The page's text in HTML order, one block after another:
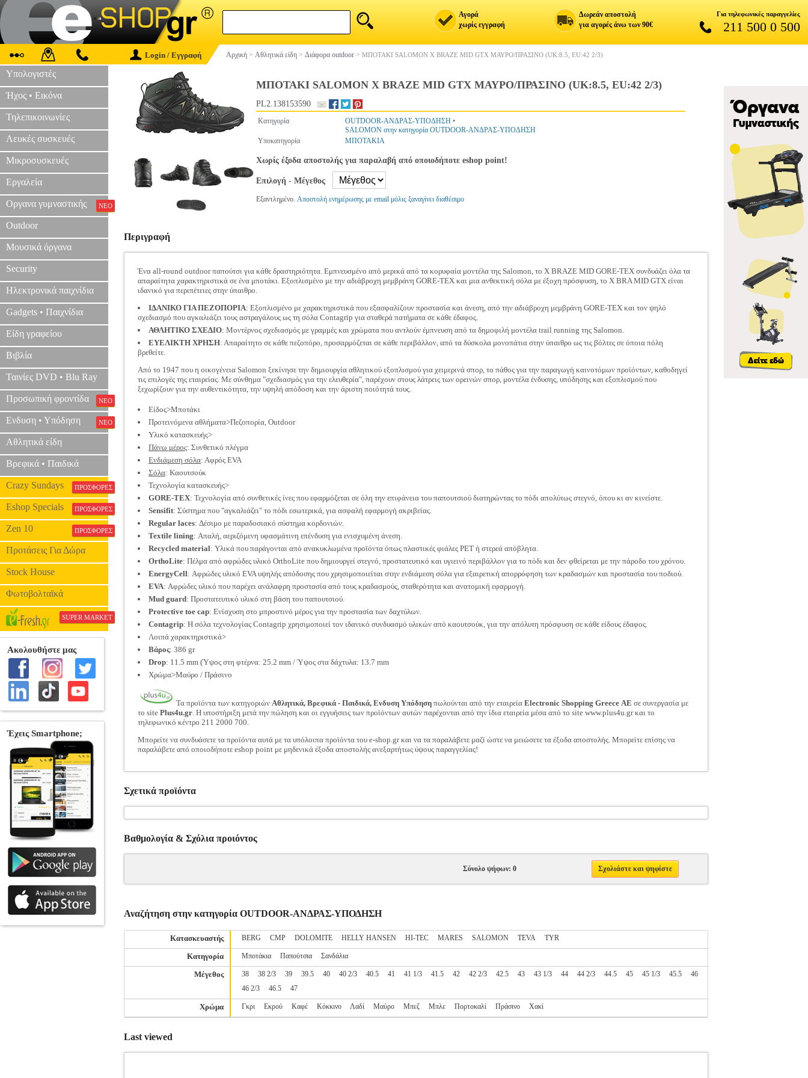
Αγορά
χωρίς εγγραφή
Δωρεάν αποστολή
για αγορές άνω των 90€
Για τηλεφωνικές παραγγελίες
211 500 0 500
Login / Εγγραφή Αρχική > Αθλητικά είδη > Διάφορα outdoor > ΜΠΟΤΑΚΙ SALOMON X BRAZE MID GTX ΜΑΥΡΟ/ΠΡΑΣΙΝΟ (UK:8.5, EU:42 2/3)
Υπολογιστές
Ήχος • Εικόνα
Τηλεπικοινωνίες
Λευκές συσκευές
Μικροσυσκευές
Εργαλεία
Οργανα γυμναστικής ΝΕΟ
Outdoor
Μουσικά όργανα
Security
Ηλεκτρονικά παιχνίδια
Gadgets • Παιχνίδια
Είδη γραφείου
Βιβλία
Ταινίες DVD • Blu Ray
Προσωπική φροντίδα ΝΕΟ
Ενδυση • Υπόδηση ΝΕΟ
Αθλητικά είδη
Βρεφικά • Παιδικά
Crazy Sundays ΠΡΟΣΦΟΡΕΣ
Eshop Specials ΠΡΟΣΦΟΡΕΣ
Zen 10 ΠΡΟΣΦΟΡΕΣ
Προτάσεις Για Δώρα
Stock House
Φωτοβολταϊκά
SUPER MARKET
ΜΠΟΤΑΚΙ SALOMON X BRAZE MID GTX ΜΑΥΡΟ/ΠΡΑΣΙΝΟ (UK:8.5, EU:42 2/3)
PL2.138153590
Κατηγορία OUTDOOR-ΑΝΔΡΑΣ-ΥΠΟΔΗΣΗ •
SALOMON στην κατηγορία OUTDOOR-ΑΝΔΡΑΣ-ΥΠΟΔΗΣΗ
Υποκατηγορία
ΜΠΟΤΑΚΙΑ
Χωρίς έξοδα αποστολής για παραλαβή από οποιοδήποτε eshop point!
Επιλογή - Μέγεθος
Εξαντλημένο. Αποστολή ενημέρωσης με email μόλις ξαναγίνει διαθέσιμο
Περιγραφή
Ένα all-round outdoor παπούτσι για κάθε δραστηριότητα. Εμπνευσμένο από μερικά από τα κορυφαία μοντέλα της Salomon, το X BRAZE MID GORE-TEX συνδυάζει όλα τα
απαραίτητα χαρακτηριστικά σε ένα μποτάκι. Εξοπλισμένο με την αδιάβροχη μεμβράνη GORE-TEX και μια ανθεκτική σόλα με έξοχη πρόσφυση, το X BRA MID GTX είναι
ιδανικό για περιπέτειες στην ύπαιθρο.
ΙΔΑΝΙΚΟ ΓΙΑ ΠΕΖΟΠΟΡΙΑ: Εξοπλισμένο με χαρακτηριστικά που εξασφαλίζουν προστασία και άνεση, από την αδιάβροχη μεμβράνη GORE-TEX και τον ψηλό
σχεδιασμό που αγκαλιάζει τους αστραγάλους ως τη σόλα Contagrip για σταθερά πατήματα σε κάθε έδαφος.
ΑΘΛΗΤΙΚΟ ΣΧΕΔΙΟ: Μοντέρνος σχεδιασμός με γραμμές και χρώματα που αντλούν έμπνευση από τα δημοφιλή μοντέλα trail running της Salomon.
ΕΥΕΛΙΚΤΗ ΧΡΗΣΗ: Απαραίτητο σε κάθε πεζοπόρο, προσαρμόζεται σε κάθε περιβάλλον, από τα δύσκολα μονοπάτια στην ύπαιθρο ως τις βόλτες σε όποια πόλη
βρεθείτε.
Από το 1947 που η οικογένεια Salomon ξεκίνησε την δημιουργία αθλητικού εξοπλισμού για χειμερινά σπορ, το πάθος για την παραγωγή καινοτόμων προϊόντων, καθοδηγεί
τις επιλογές της εταιρείας. Με σύνθημα "σχεδιασμός για την ελευθερία", παρέχουν στους λάτρεις των ορεινών σπορ, μοντέλα ένδυσης, υπόδησης και εξοπλισμού που
ξεχωρίζουν για την αυθεντικότητα, την υψηλή απόδοση και την άριστη ποιότητά τους.
Είδος>Μποτάκι
Προτεινόμενα αθλήματα>Πεζοπορία, Outdoor
Υλικό κατασκευής>
Πάνω μέρος: Συνθετικό πλέγμα
Ενδιάμεση σόλα: Αφρός EVA
Σόλα: Καουτσούκ
Τεχνολογία κατασκευής>
GORE-TEX: Τεχνολογία από συνθετικές ίνες που εφαρμόζεται σε όλη την επιφάνεια του παπουτσιού διατηρώντας το πόδι απολύτως στεγνό, όπου κι αν κινείστε.
Sensifit: Σύστημα που "αγκαλιάζει" το πόδι εσωτερικά, για ασφαλή εφαρμογή ακριβείας.
Regular laces: Δέσιμο με παραδοσιακό σύστημα κορδονιών.
Textile lining: Απαλή, αεριζόμενη υφασμάτινη επένδυση για ενισχυμένη άνεση.
Recycled material: Υλικά που παράγονται από ανακυκλωμένα προϊόντα όπως πλαστικές φιάλες PET ή στερεά απόβλητα.
OrthoLite: Πέλμα από αφρώδες υλικό OrthoLite που δημιουργεί στεγνό, προστατευτικό και υγιεινό περιβάλλον για το πόδι και δεν φθείρεται με την πάροδο του χρόνου.
EnergyCell: Αφρώδες υλικό EVA υψηλής απόδοσης που χρησιμοποιείται στην ενδιάμεση σόλα για εξαιρετική απορρόφηση των κραδασμών και προστασία του ποδιού.
EVA: Αφρώδες υλικό που παρέχει ανάλαφρη προστασία από τους κραδασμούς, σταθερότητα και ανατομική εφαρμογή.
Mud guard: Προστατευτικό υλικό στη βάση του παπουτσιού.
Protective toe cap: Ενίσχυση στο μπροστινό μέρος για την προστασία των δαχτύλων.
Contagrip: Η σόλα τεχνολογίας Contagrip χρησιμοποιεί τον ιδανικό συνδυασμό υλικών από καουτσούκ, για την απόλυτη πρόσφυση σε κάθε είδους έδαφος.
Λοιπά χαρακτηριστικά>
Βάρος: 386 gr
Drop: 11.5 mm (Ύψος στη φτέρνα: 25.2 mm / Ύψος στα δάχτυλα: 13.7 mm
Χρώμα>Μαύρο / Πράσινο
Τα προϊόντα των κατηγοριών Αθλητικά, Βρεφικά - Παιδικά, Ενδυση Υπόδηση πωλούνται από την εταιρεία Electronic Shopping Greece ΑΕ σε συνεργασία με
το site Plus4u.gr. Η υποστήριξη μετά την πώληση και οι εγγυήσεις των προϊόντων αυτών παρέχονται από την ίδια εταιρεία μέσα από το site www.plus4u.gr και το
τηλεφωνικό κέντρο 211 2000 700.
Μπορείτε να συνδυάσετε τα προϊόντα αυτά με τα υπόλοιπα προϊόντα του e-shop.gr και να τα παραλάβετε μαζί ώστε να μειώσετε τα έξοδα αποστολής. Μπορείτε επίσης να
παραλάβετε από οποιοδήποτε eshop point με μηδενικά έξοδα αποστολής ανεξαρτήτως ύψους παραγγελίας!
Σχετικά προϊόντα
Βαθμολογία & Σχόλια προιόντος
Σύνολο ψήφων: 0 Σχολιάστε και ψηφίστε
Αναζήτηση στην κατηγορία OUTDOOR-ΑΝΔΡΑΣ-ΥΠΟΔΗΣΗ
Κατασκευαστής BERG CMP DOLOMITE HELLY HANSEN HI-TEC MARES SALOMON TEVA TYR
Κατηγορία Μποτάκια Παπούτσια Σανδάλια
Μέγεθος 38 38 2/3 39 39.5 40 40 2/3 40.5 41 41 1/3 41.5 42 42 2/3 42.5 43 43 1/3 44 44 2/3 44.5 45 45 1/3 45.5
46
46 2/3
46.5 47
Χρώμα Γκρι Εκρού Καφέ Κόκκινο Λαδί Μαύρο Μπεζ Μπλε Πορτοκαλί Πράσινο Χακί
Last viewed